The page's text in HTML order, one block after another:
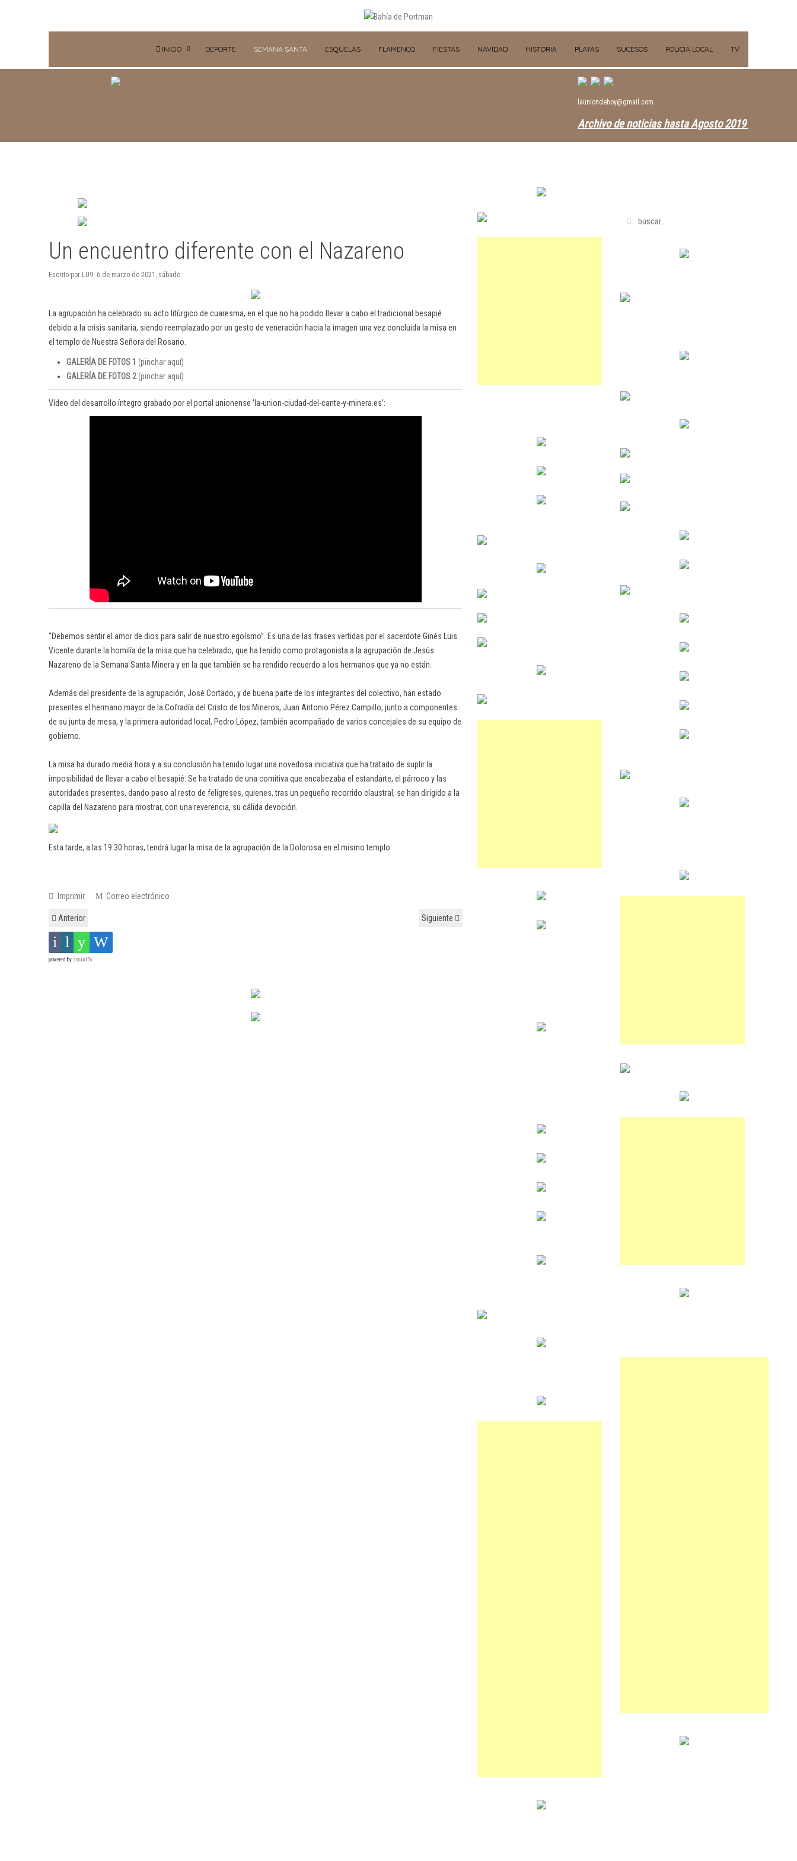
INICIO DEPORTE SEMANA SANTA ESQUELAS FLAMENCO FIESTAS NAVIDAD HISTORIA PLAYAS SUCESOS POLICIA LOCAL TV
launiondehoy@gmail.com
Archivo de noticias hasta Agosto 2019
Un encuentro diferente con el Nazareno
Escrito por LU9. 6 de marzo de 2021, sábado.
La agrupación ha celebrado su acto litúrgico de cuaresma, en el que no ha podido llevar a cabo el tradicional besapié
debido a la crisis sanitaria, siendo reemplazado por un gesto de veneración hacia la imagen una vez concluida la misa en
el templo de Nuestra Señora del Rosario.
GALERÍA DE FOTOS 1 (pinchar aquí)
GALERÍA DE FOTOS 2(pinchar aquí)
Vídeo del desarrollo íntegro grabado por el portal unionense 'la-union-ciudad-del-cante-y-minera.es’:
“Debemos sentir el amor de dios para salir de nuestro egoísmo”. Es una de las frases vertidas por el sacerdote Ginés Luis
Vicente durante la homilía de la misa que ha celebrado, que ha tenido como protagonista a la agrupación de Jesús
Nazareno de la Semana Santa Minera y en la que también se ha rendido recuerdo a los hermanos que ya no están.
Además del presidente de la agrupación, José Cortado, y de buena parte de los integrantes del colectivo, han estado
presentes el hermano mayor de la Cofradía del Cristo de los Mineros, Juan Antonio Pérez Campillo, junto a componentes
de su junta de mesa, y la primera autoridad local, Pedro López, también acompañado de varios concejales de su equipo de
gobierno.
La misa ha durado media hora y a su conclusión ha tenido lugar una novedosa iniciativa que ha tratado de suplir la
imposibilidad de llevar a cabo el besapié. Se ha tratado de una comitiva que encabezaba el estandarte, el párroco y las
autoridades presentes, dando paso al resto de feligreses, quienes, tras un pequeño recorrido claustral, se han dirigido a la
capilla del Nazareno para mostrar, con una reverencia, su cálida devoción.
Esta tarde, a las 19.30 horas, tendrá lugar la misa de la agrupación de la Dolorosa en el mismo templo.
Imprimir Correo electrónico
Anterior Siguiente
powered by social2s